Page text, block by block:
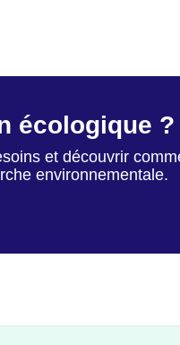
écologique ?
et découvrir
environnementale.